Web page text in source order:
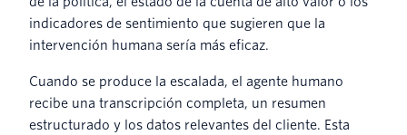
indicadores de sentimiento que sugieren que la
intervención humana sería más eficaz.
Cuando se produce la escalada, el agente humano
recibe una transcripción completa, un resumen
estructurado y los datos relevantes del cliente. Esta